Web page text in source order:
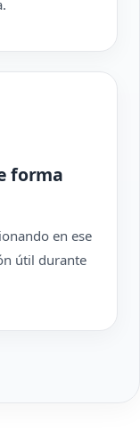
forma
en ese
útil durante